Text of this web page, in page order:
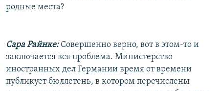
родные места?
Сара Райнке:Совершенно верно, вот в этом-то и
заключается вся проблема. Министерство
иностранных дел Германии время от времени
публикует бюллетень, в котором перечислены